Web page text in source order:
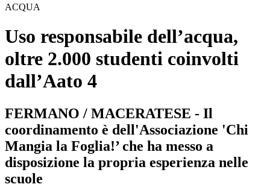
ACQUA
Uso responsabile dell’acqua,
oltre 2.000 studenti coinvolti
dall’Aato 4
FERMANO / MACERATESE - Il
coordinamento è dell'Associazione 'Chi
Mangia la Foglia!’ che ha messo a
disposizione la propria esperienza nelle
scuole